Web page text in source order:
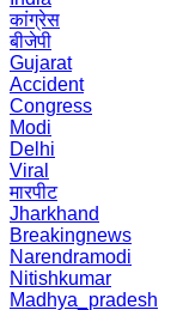
कांग्रेस
बीजेपी
Gujarat
Accident
Congress
Modi
Delhi
Viral
मारपीट
Jharkhand
Breakingnews
Narendramodi
Nitishkumar
Madhya_pradesh